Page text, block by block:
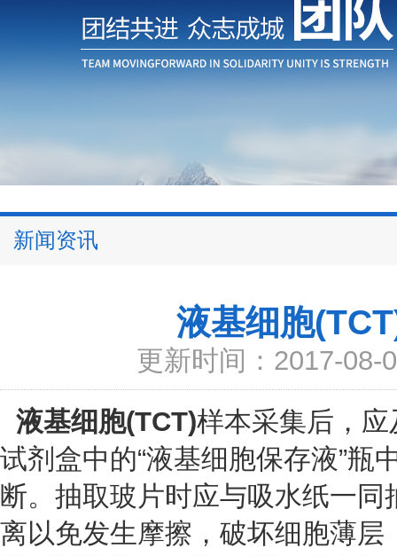
新闻资讯
液基细胞
更新时间：2017-08-
液基细胞(TCT)样本采集后，
试剂盒中的“液基细胞保存液”瓶
断。抽取玻片时应与吸水纸一
离以免发生摩擦，破坏细胞薄